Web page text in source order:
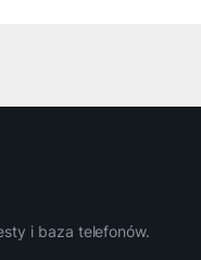
i baza telefonów.